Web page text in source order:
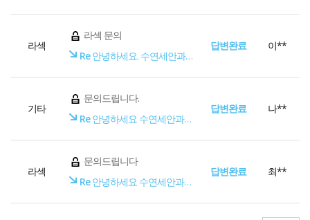
라섹
라섹 문의
Re안녕하세요. 수연세안과입니다.
답변완료 이**
기타
문의드립니다.
Re안녕하세요 수연세안과입니다.
답변완료 나**
라섹
문의드립니다
Re안녕하세요 수연세안과입니다.
답변완료 최**